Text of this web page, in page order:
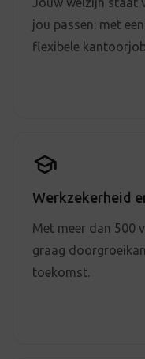
jou passen: met
flexibele
Werkzekerheid
Met meer dan 500
graag
toekomst.